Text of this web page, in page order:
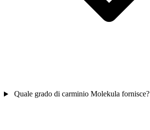
Quale grado di carminio Molekula fornisce?